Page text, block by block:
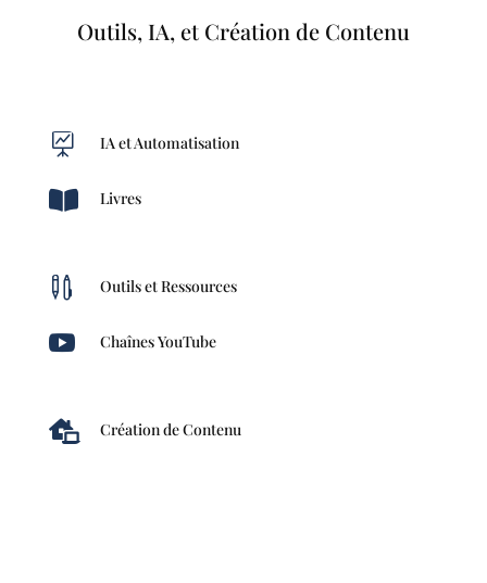
Outils, IA, et Création de Contenu
 IA et Automatisation
 Livres
 Outils et Ressources
 Chaînes YouTube
 Création de Contenu